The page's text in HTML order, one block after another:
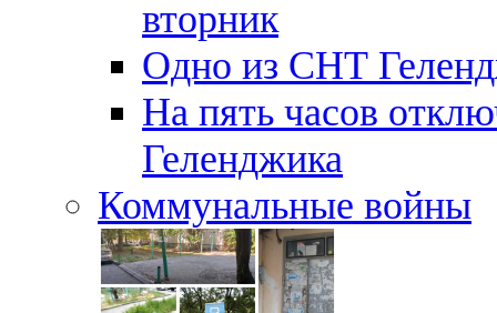
вторник
Одно из СНТ
На пять часов
Геленджика
Коммунальные войны